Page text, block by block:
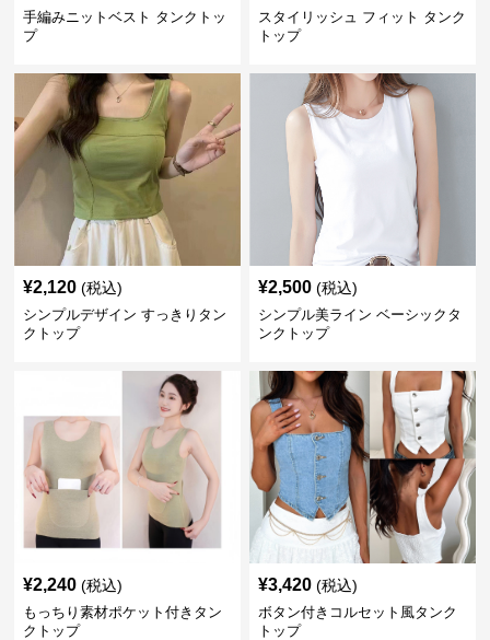
手編みニットベスト タンクトッ
プ
スタイリッシュ フィット タンク
トップ
¥2,120 (税込)
シンプルデザイン すっきりタン
クトップ
¥2,500 (税込)
シンプル美ライン ベーシックタ
ンクトップ
¥2,240 (税込)
もっちり素材ポケット付きタン
クトップ
¥3,420 (税込)
ボタン付きコルセット風タンク
トップ